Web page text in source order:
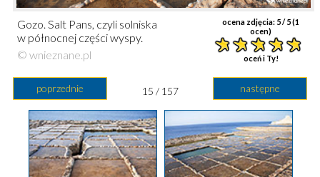
ocena zdjęcia: 5/ 5 (1
ocen)
oceń i Ty!
Gozo. Salt Pans, czyli solniska
w północnej części wyspy.
© wnieznane.pl
poprzednie następne
15 / 157